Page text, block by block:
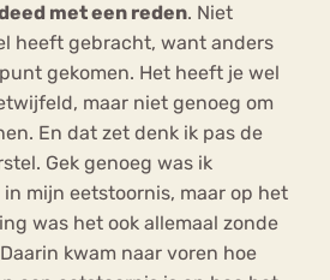
met een reden. Niet
heeft gebracht, want anders
gekomen. Het heeft je wel
maar niet genoeg om
En dat zet denk ik pas de
Gek genoeg was ik
in mijn eetstoornis, maar op het
was het ook allemaal zonde
kwam naar voren hoe